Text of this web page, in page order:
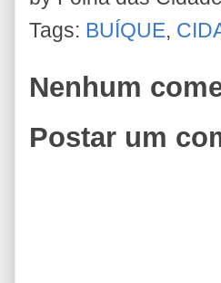
Tags: BUÍQUE,
Nenhum
Postar um